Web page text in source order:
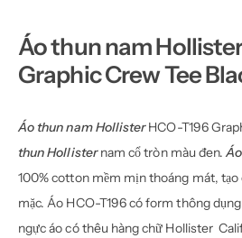
Áo thun nam
Graphic Crew Tee
Áo thun nam HollisterHCO-T196
thun Hollisternam cổ tròn màu đen.
100% cotton mềm mịn thoáng mát, tạo
mặc. Áo HCO-T196 có form thông
ngực áo có thêu hàng chữ Hollister